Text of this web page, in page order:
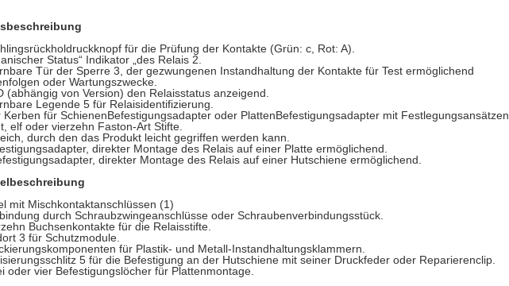
für die Prüfung der Kontakte (Grün: c, Rot: A).
Status“ Indikator „des Relais 2.
Tür der Sperre 3, der gezwungenen Instandhaltung der Kontakte für Test ermöglichend
oder Wartungszwecke.
(abhängig von Version) den Relaisstatus anzeigend.
Legende 5 für Relaisidentifizierung.
Kerben für SchienenBefestigungsadapter oder PlattenBefestigungsadapter mit Festlegungsansätzen.
elf oder vierzehn Faston-Art Stifte.
durch den das Produkt leicht gegriffen werden kann.
direkter Montage des Relais auf einer Platte ermöglichend.
direkter Montage des Relais auf einer Hutschiene ermöglichend.
mit Mischkontaktanschlüssen (1)
durch Schraubzwingeanschlüsse oder Schraubenverbindungsstück.
Buchsenkontakte für die Relaisstifte.
3 für Schutzmodule.
für Plastik- und Metall-Instandhaltungsklammern.
5 für die Befestigung an der Hutschiene mit seiner Druckfeder oder Reparierenclip.
oder vier Befestigungslöcher für Plattenmontage.